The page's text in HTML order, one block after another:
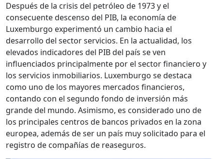
Después de la crisis del petróleo de 1973 y el
consecuente descenso del PIB, la economía de
Luxemburgo experimentó un cambio hacia el
desarrollo del sector servicios. En la actualidad, los
elevados indicadores del PIB del país se ven
influenciados principalmente por el sector financiero y
los servicios inmobiliarios. Luxemburgo se destaca
como uno de los mayores mercados financieros,
contando con el segundo fondo de inversión más
grande del mundo. Asimismo, es considerado uno de
los principales centros de bancos privados en la zona
europea, además de ser un país muy solicitado para el
registro de compañías de reaseguros.